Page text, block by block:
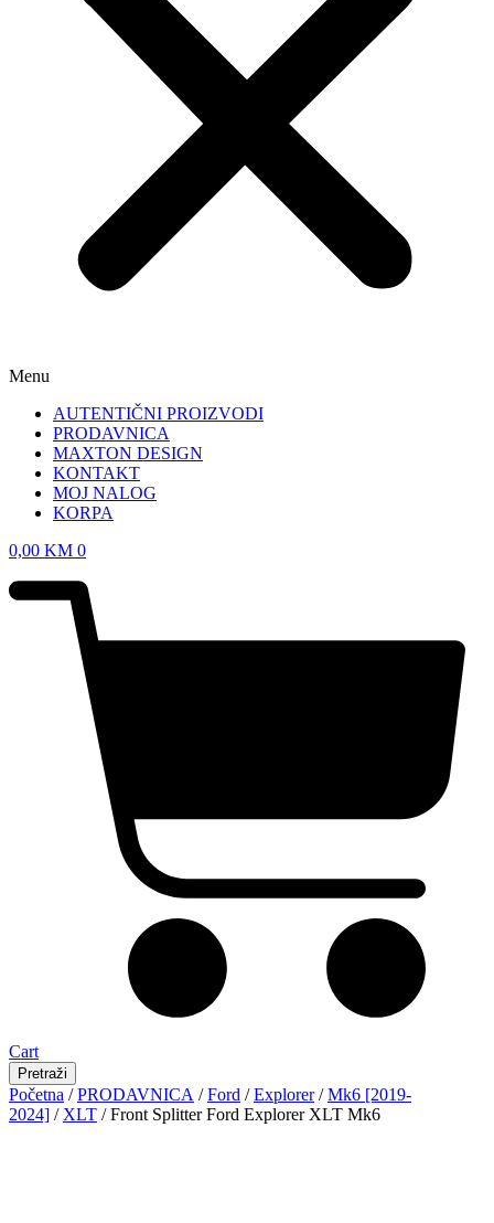
Menu
AUTENTIČNI PROIZVODI
PRODAVNICA
MAXTON DESIGN
KONTAKT
MOJ NALOG
KORPA
0,00 KM 0
Cart
Pretraži
Početna /PRODAVNICA /Ford /Explorer/Mk6 [2019-
2024] / XLT / Front Splitter Ford Explorer XLT Mk6